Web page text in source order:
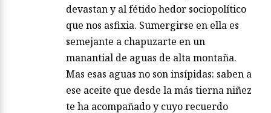
devastan y al fétido hedor sociopolítico
que nos asfixia. Sumergirse en ella es
semejante a chapuzarte en un
manantial de aguas de alta montaña.
Mas esas aguas no son insípidas: saben a
ese aceite que desde la más tierna niñez
te ha acompañado y cuyo recuerdo